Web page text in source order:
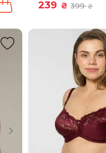
239 ₴ 399₴